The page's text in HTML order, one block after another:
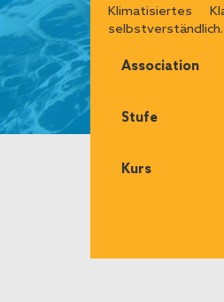
Klimatisiertes
selbstverständlich.
Association
Stufe
Kurs